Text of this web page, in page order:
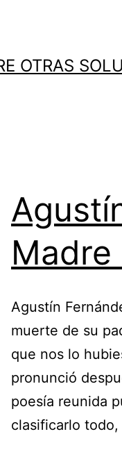
OTRAS
Agustín
muerte de su
que nos lo
pronunció
poesía reunida
clasificarlo